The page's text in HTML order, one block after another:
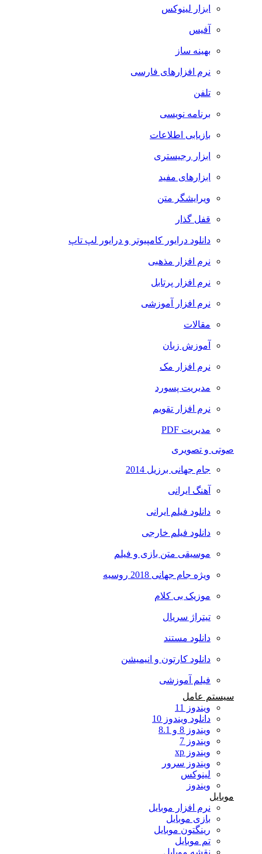
ابزار لینوکس
آفیس
بهینه ساز
نرم افزارهای فارسی
تلفن
برنامه نویسی
بازیابی اطلاعات
ابزار رجیستری
ابزارهای مفید
ویرایشگر متن
قفل گذار
دانلود درایور کامپیوتر و درایور لپ تاپ
نرم افزار مذهبی
نرم افزار پرتابل
نرم افزار آموزشی
مقالات
آموزش زبان
نرم افزار مک
مدیریت پسورد
نرم افزار تقویم
مدیریت PDF
صوتی و تصویری
جام جهانی برزیل 2014
آهنگ ایرانی
دانلود فیلم ایرانی
دانلود فیلم خارجی
موسیقی متن بازی و فیلم
ویژه جام جهانی 2018 روسیه
موزیک بی کلام
تیتراژ سریال
دانلود مستند
دانلود کارتون و انیمیشن
فیلم آموزشی
سیستم عامل
ویندوز 11
دانلود ویندوز 10
ویندوز 8 و 8.1
ویندوز 7
ویندوز xp
ویندوز سرور
لینوکس
ویندوز
موبایل
نرم افزار موبایل
بازی موبایل
رینگتون موبایل
تم موبایل
نقشه موبایل